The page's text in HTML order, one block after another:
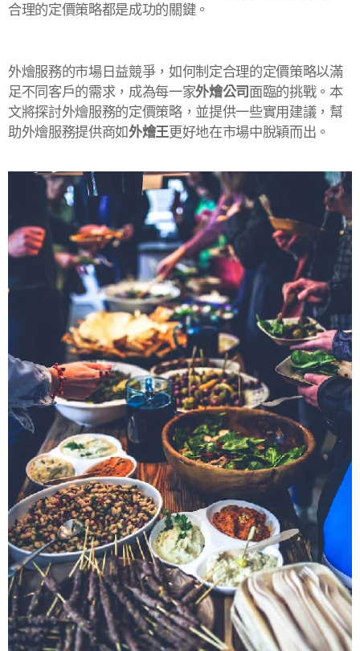
合理的定價策略都是成功的關鍵。
外燴服務的市場日益競爭，如何制定合理的定價策略以滿
足不同客戶的需求，成為每一家外燴公司面臨的挑戰。本
文將探討外燴服務的定價策略，並提供一些實用建議，幫
助外燴服務提供商如外燴王更好地在市場中脫穎而出。